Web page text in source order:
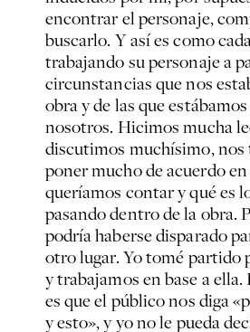
encontrar el personaje,
buscarlo. Y así es como
trabajando su personaje a
circunstancias que nos
obra y de las que
nosotros. Hicimos mucha
discutimos muchísimo, nos
poner mucho de acuerdo
queríamos contar y qué es
pasando dentro de la obra.
podría haberse disparado
otro lugar. Yo tomé partido
y trabajamos en base a
es que el público nos diga
y esto», y yo no le pueda